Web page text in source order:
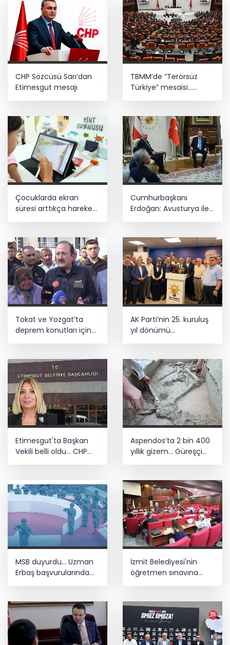
CHP Sözcüsü Sarı’dan
Etimesgut mesajı
TBMM’de “Terörsüz
Türkiye” mesaisi...
Çocuklarda ekran
süresi arttıkça hareket
azalıyor
Cumhurbaşkanı
Erdoğan: Avusturya ile
ticaret hacminde
Tokat ve Yozgat’ta
deprem konutları için
AK Parti’nin 25. kuruluş
yıl dönümü
Etimesgut'ta Başkan
Vekili belli oldu... CHP
Aspendos’ta 2 bin 400
yıllık gizem... Güreşçi
MSB duyurdu... Uzman
Erbaş başvurularında
süre uzatıldı
İzmit Belediyesi'nin
öğretmen sınavına
adaylardan övgü